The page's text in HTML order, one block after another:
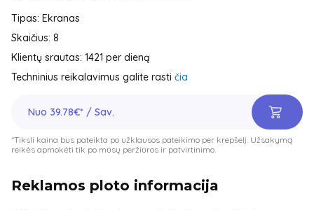
Tipas: Ekranas
Skaičius: 8
Klientų srautas: 1421 per dieną
Techninius reikalavimus galite rasti čia
Nuo 39.78€* / Sav.
*Tiksli kaina bus pateikta po užklausos pateikimo per krepšelį. Užsakymą
reikės apmokėti tik po mūsų peržiūros ir patvirtinimo.
Reklamos ploto informacija